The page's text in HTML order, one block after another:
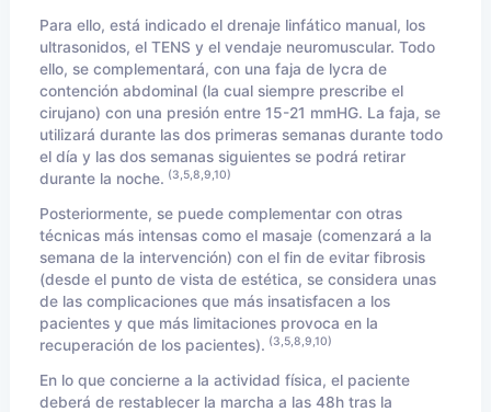
Para ello, está indicado el drenaje linfático manual, los
ultrasonidos, el TENS y el vendaje neuromuscular. Todo
ello, se complementará, con una faja de lycra de
contención abdominal (la cual siempre prescribe el
cirujano) con una presión entre 15-21 mmHG. La faja, se
utilizará durante las dos primeras semanas durante todo
el día y las dos semanas siguientes se podrá retirar
durante la noche. (3,5,8,9,10)
Posteriormente, se puede complementar con otras
técnicas más intensas como el masaje (comenzará a la
semana de la intervención) con el fin de evitar fibrosis
(desde el punto de vista de estética, se considera unas
de las complicaciones que más insatisfacen a los
pacientes y que más limitaciones provoca en la
recuperación de los pacientes). (3,5,8,9,10)
En lo que concierne a la actividad física, el paciente
deberá de restablecer la marcha a las 48h tras la